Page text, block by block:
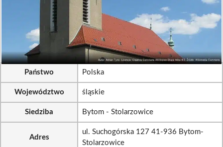
Państwo Polska
Województwo śląskie
Siedziba Bytom - Stolarzowice
Adres
ul. Suchogórska 127 41-936 Bytom-
Stolarzowice